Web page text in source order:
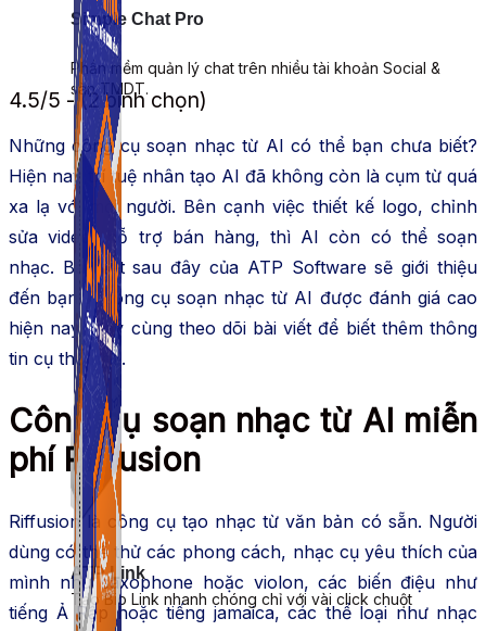
ATP Link
Tạo Bio Link nhanh chóng chỉ với vài click chuột
Simple Chat Pro
Phần mềm quản lý chat trên nhiều tài khoản Social &
sàn TMDT.
4.5/5 - (2 bình chọn)
Những công cụ soạn nhạc từ AI có thể bạn chưa biết?
Hiện nay trí tuệ nhân tạo AI đã không còn là cụm từ quá
xa lạ với mọi người. Bên cạnh việc thiết kế logo, chỉnh
sửa video, hỗ trợ bán hàng, thì AI còn có thể soạn
nhạc. Bài viết sau đây của ATP Software sẽ giới thiệu
đến bạn 7 công cụ soạn nhạc từ AI được đánh giá cao
hiện nay. Hãy cùng theo dõi bài viết để biết thêm thông
tin cụ thể nhé.
Công cụ soạn nhạc từ AI miễn
phí Riffusion
Riffusion là công cụ tạo nhạc từ văn bản có sẵn. Người
dùng có thể thử các phong cách, nhạc cụ yêu thích của
mình như saxophone hoặc violon, các biến điệu như
tiếng Ả Rập hoặc tiếng jamaica, các thể loại như nhạc